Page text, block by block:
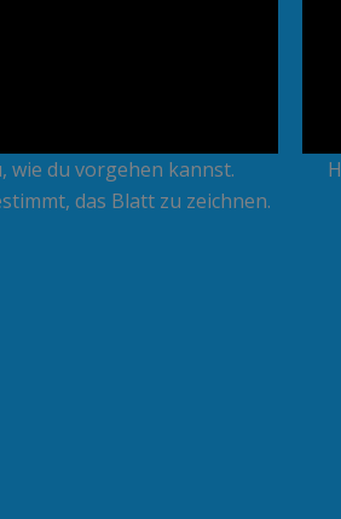
wie du vorgehen kannst.
das Blatt zu zeichnen.